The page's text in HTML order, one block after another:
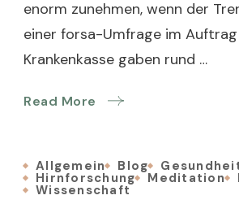
enorm zunehmen, wenn der
einer forsa-Umfrage im Auftrag
Krankenkasse gaben rund …
Read More
Allgemein Blog
Hirnforschung Meditation
Wissenschaft